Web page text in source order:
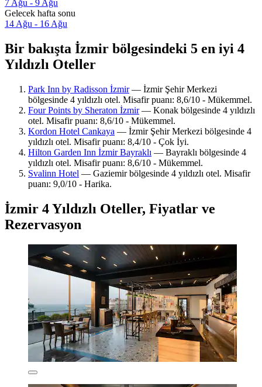
7 Ağu - 9 Ağu
Gelecek hafta sonu
14 Ağu - 16 Ağu
Bir bakışta İzmir bölgesindeki 5 en iyi 4
Yıldızlı Oteller
Park Inn by Radisson İzmir— İzmir Şehir Merkezi
bölgesinde 4 yıldızlı otel. Misafir puanı: 8,6/10 - Mükemmel.
Four Points by Sheraton İzmir— Konak bölgesinde 4 yıldızlı
otel. Misafir puanı: 8,6/10 - Mükemmel.
Kordon Hotel Cankaya — İzmir Şehir Merkezi bölgesinde 4
yıldızlı otel. Misafir puanı: 8,4/10 - Çok İyi.
Hilton Garden Inn İzmir Bayraklı — Bayraklı bölgesinde 4
yıldızlı otel. Misafir puanı: 8,6/10 - Mükemmel.
Svalinn Hotel — Gaziemir bölgesinde 4 yıldızlı otel. Misafir
puanı: 9,0/10 - Harika.
İzmir 4 Yıldızlı Oteller, Fiyatlar ve
Rezervasyon